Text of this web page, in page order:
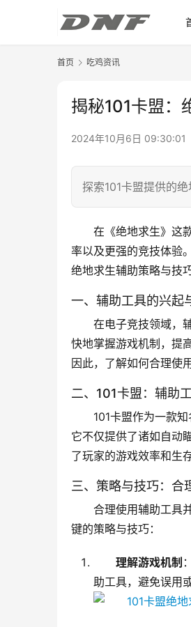
首页 吃鸡资讯
揭秘101卡盟：
2024年10月6日 09:30:01
探索101卡盟提供的
在《绝地求生》这
率以及更强的竞技体验
绝地求生辅助策略与技
一、辅助工具的兴起
在电子竞技领域，
快地掌握游戏机制，提
因此，了解如何合理使
二、101卡盟：辅助
101卡盟作为一款
它不仅提供了诸如自动
了玩家的游戏效率和生
三、策略与技巧：合
合理使用辅助工具
键的策略与技巧：
理解游戏机制
助工具，避免误用